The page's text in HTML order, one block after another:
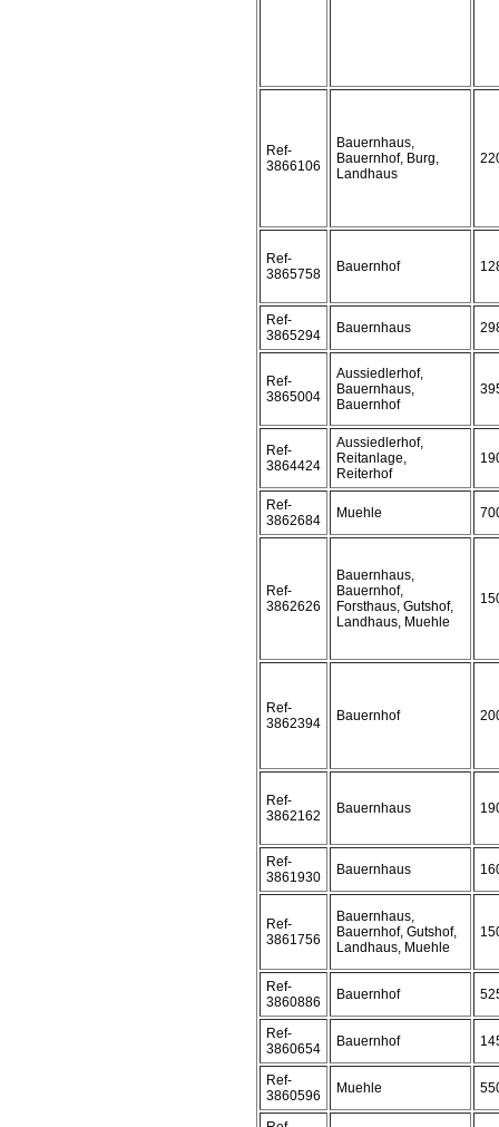
Ref-
3866106
Bauernhaus,
Bauernhof, Burg,
Landhaus
Ref-
3865758
Bauernhof
Ref-
3865294
Bauernhaus
Ref-
3865004
Aussiedlerhof,
Bauernhaus,
Bauernhof
Ref-
3864424
Aussiedlerhof,
Reitanlage,
Reiterhof
Ref-
3862684
Muehle
Ref-
3862626
Bauernhaus,
Bauernhof,
Forsthaus, Gutshof,
Landhaus, Muehle
Ref-
3862394
Bauernhof
Ref-
3862162
Bauernhaus
Ref-
3861930
Bauernhaus
Ref-
3861756
Bauernhaus,
Bauernhof, Gutshof,
Landhaus, Muehle
Ref-
3860886
Bauernhof
Ref-
3860654
Bauernhof
Ref-
3860596
Muehle